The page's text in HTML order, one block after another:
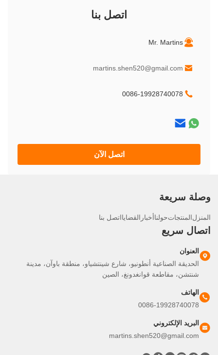
اتصل بنا
Mr. Martins
martins.shen520@gmail.com
0086-19928740078
اتصل الآن
سريعة
المنتجاتحولناأخبارالقضايااتصل بنا
سريع
العنوان
الحديقة الصناعية أنطونيو، شارع شينتشياو، منطقة باوآن، مدينة
شنتشن، مقاطعة قوانغدونغ، الصين
الهاتف
0086-19928740078
البريد الإلكتروني
martins.shen520@gmail.com